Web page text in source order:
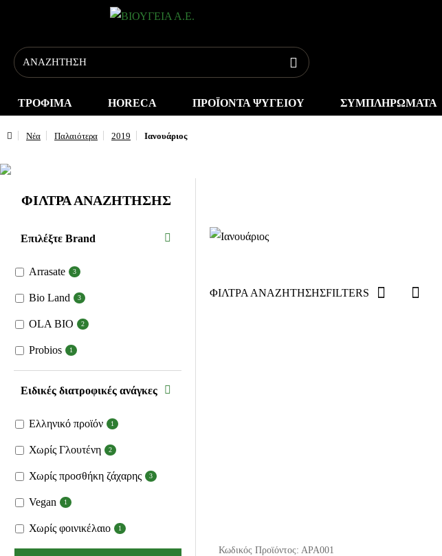
ΤΡΟΦΙΜΑ HORECA ΠΡΟΪΟΝΤΑ ΨΥΓΕΙΟΥ ΣΥΜΠΛΗΡΩΜΑΤΑ
Νέα Παλαιότερα 2019 Ιανουάριος
ΦΙΛΤΡΑ ΑΝΑΖΗΤΗΣΗΣ
Επιλέξτε Brand
Arrasate 3
Bio Land 3
OLA BIO 2
Probios 1
Ειδικές διατροφικές ανάγκες
Ελληνικό προϊόν 1
Χωρίς Γλουτένη 2
Χωρίς προσθήκη ζάχαρης 3
Vegan 1
Χωρίς φοινικέλαιο 1
ΦΙΛΤΡΑ ΑΝΑΖΗΤΗΣΗΣFILTERS
Κωδικός Προϊόντος: ΑΡΑ001